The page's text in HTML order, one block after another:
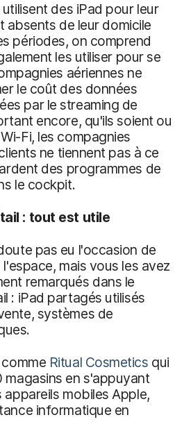
des iPad pour leur
absents de leur domicile
périodes, on comprend
les utiliser pour se
aériennes ne
le coût des données
par le streaming de
encore, qu'ils soient ou
Fi, les compagnies
ne tiennent pas à ce
des programmes de
le cockpit.
: tout est utile
pas eu l'occasion de
mais vous les avez
remarqués dans le
: iPad partagés utilisés
systèmes de
Ritual Cosmetics qui
magasins en s'appuyant
appareils mobiles Apple,
informatique en